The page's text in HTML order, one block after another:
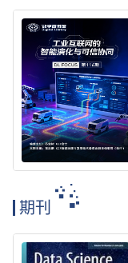
期刊